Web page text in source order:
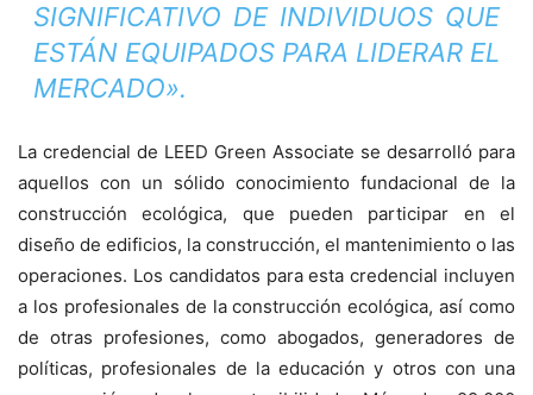
SIGNIFICATIVO DE INDIVIDUOS QUE
ESTÁN EQUIPADOS PARA LIDERAR EL
MERCADO».
La credencial de LEED Green Associate se desarrolló para
aquellos con un sólido conocimiento fundacional de la
construcción ecológica, que pueden participar en el
diseño de edificios, la construcción, el mantenimiento o las
operaciones. Los candidatos para esta credencial incluyen
a los profesionales de la construcción ecológica, así como
de otras profesiones, como abogados, generadores de
políticas, profesionales de la educación y otros con una